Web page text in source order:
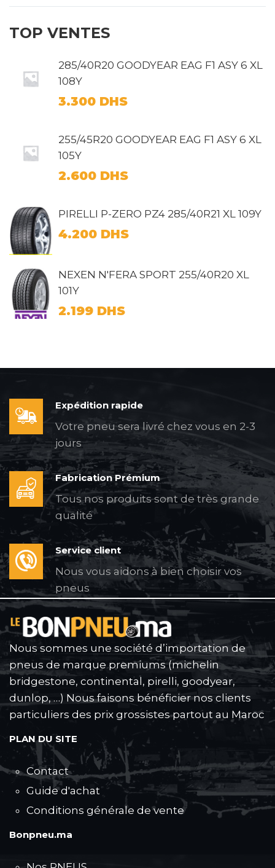
TOP VENTES
285/40R20 GOODYEAR EAG F1 ASY 6 XL
108Y
3.300 DHS
255/45R20 GOODYEAR EAG F1 ASY 6 XL
105Y
2.600 DHS
PIRELLI P-ZERO PZ4 285/40R21 XL 109Y
4.200 DHS
NEXEN N'FERA SPORT 255/40R20 XL
101Y
2.199 DHS
Expédition rapide
Votre pneu sera livré chez vous en 2-3
jours
Fabrication Prémium
Tous nos produits sont de très grande
qualité
Service client
Nous vous aidons à bien choisir vos
pneus
Nous sommes une société d’importation de
pneus de marque premiums (michelin
bridgestone, continental, pirelli, goodyear,
dunlop, …) Nous faisons bénéficier nos clients
particuliers des prix grossistes partout au Maroc
PLAN DU SITE
Contact
Guide d'achat
Conditions générale de vente
Bonpneu.ma